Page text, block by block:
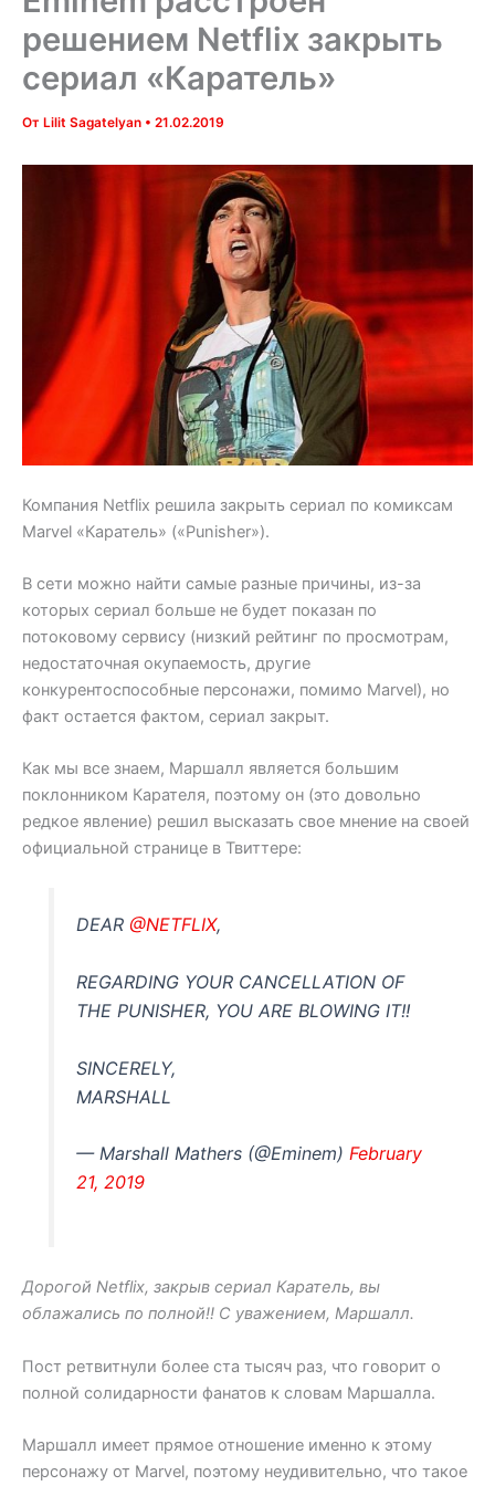
решением Netflix закрыть
сериал «Каратель»
От Lilit Sagatelyan • 21.02.2019
Компания Netflix решила закрыть сериал по комиксам
Marvel «Каратель» («Punisher»).
В сети можно найти самые разные причины, из-за
которых сериал больше не будет показан по
потоковому сервису (низкий рейтинг по просмотрам,
недостаточная окупаемость, другие
конкурентоспособные персонажи, помимо Marvel), но
факт остается фактом, сериал закрыт.
Как мы все знаем, Маршалл является большим
поклонником Карателя, поэтому он (это довольно
редкое явление) решил высказать свое мнение на своей
официальной странице в Твиттере:
DEAR@NETFLIX,
REGARDING YOUR CANCELLATION OF
THE PUNISHER, YOU ARE BLOWING IT!!
SINCERELY,
MARSHALL
— Marshall Mathers (@Eminem)February
21, 2019
Дорогой Netflix, закрыв сериал Каратель, вы
облажались по полной!! С уважением, Маршалл.
Пост ретвитнули более ста тысяч раз, что говорит о
полной солидарности фанатов к словам Маршалла.
Маршалл имеет прямое отношение именно к этому
персонажу от Marvel, поэтому неудивительно, что такое